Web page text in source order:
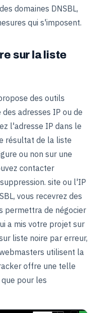
domaines DNSBL,
qui s'imposent.
sur la liste
des outils
adresses IP ou de
l'adresse IP dans le
résultat de la liste
ou non sur une
contacter
site ou l'IP
vous recevrez des
permettra de négocier
a mis votre projet sur
liste noire par erreur,
utilisent la
offre une telle
pour les